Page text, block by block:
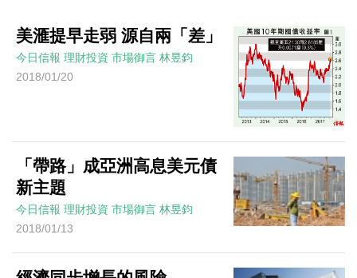
美滙提早走弱 源自兩「差」
今日信報 理財投資 市場御言 林昱鈞
2018/01/20
「帶路」成亞洲高息美元債
新主題
今日信報 理財投資 市場御言 林昱鈞
2018/01/13